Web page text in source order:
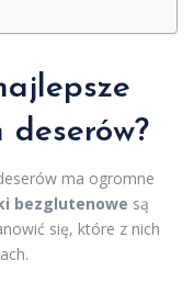
ma ogromne
bezglutenowe są
się, które z nich